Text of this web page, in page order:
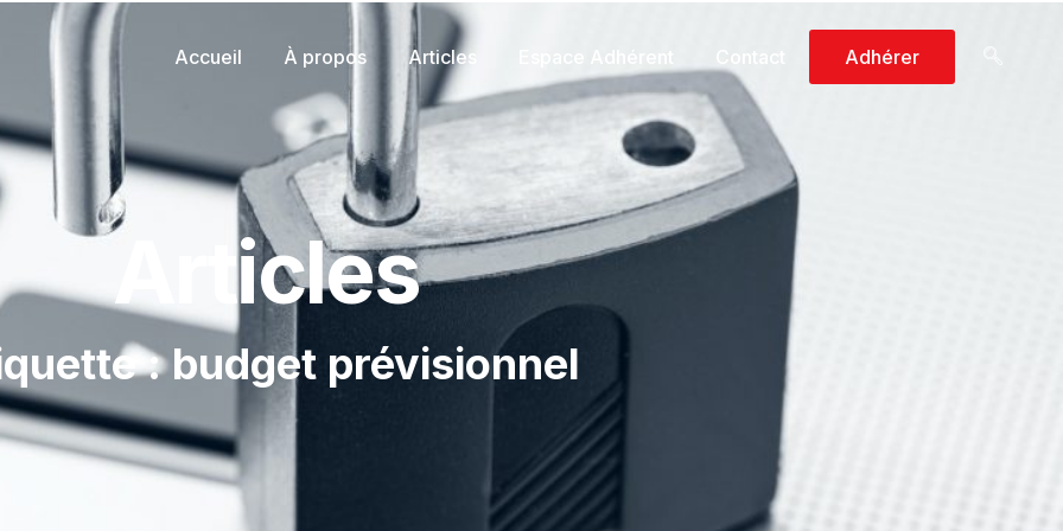
Accueil À propos Articles Adhérer
Articles
: budget prévisionnel